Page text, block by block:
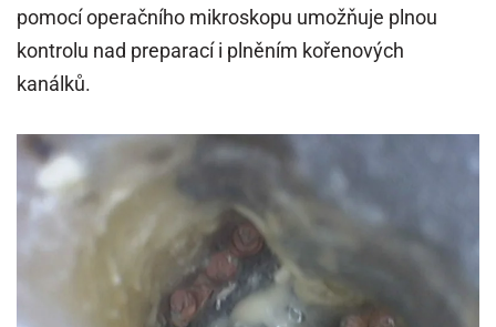
pomocí operačního mikroskopu umožňuje plnou
kontrolu nad preparací i plněním kořenových
kanálků.